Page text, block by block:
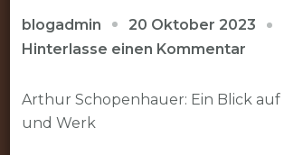
blogadmin
20 Oktober 2023
Hinterlasse einen Kommentarzu
Arthur Schopenhauer: Ein Blick auf
und Werk